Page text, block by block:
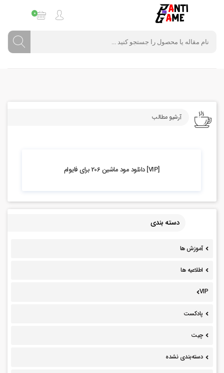
0
آرشیو مطالب
[VIP] دانلود مود ماشین 206 برای فایوام
دسته بندی
آموزش ها
اطلاعیه ها
VIP
پادکست
چیت
دسته‌بندی نشده